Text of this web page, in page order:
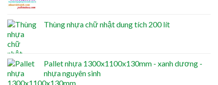
Thùng nhựa chữ nhật dung tích 200 lít
Pallet nhựa 1300x1100x130mm - xanh dương -
nhựa nguyên sinh